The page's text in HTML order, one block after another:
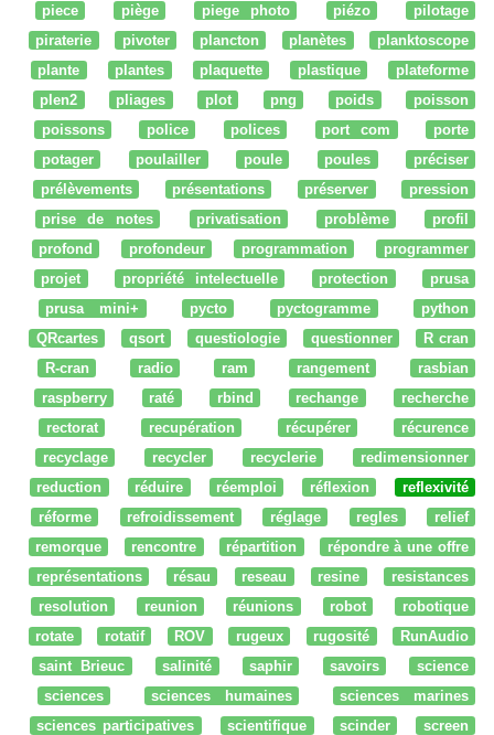
piece
piège piege photo piézo
pilotage
piraterie
pivoter plancton planètes
planktoscope
plante
plantes plaquette plastique
plateforme
plen2
pliages plot png poids
poisson
poissons
police polices port com
porte
potager
poulailler poule poules
préciser
prélèvements
présentations préserver
pression
prise de notes
privatisation problème
profil
profond
profondeur programmation
programmer
projet
propriété intelectuelle protection
prusa
prusa mini+
pycto pyctogramme
python
QRcartes
qsort questiologie questionner
R cran
R-cran
radio ram rangement
rasbian
raspberry
raté rbind rechange
recherche
rectorat
recupération récupérer
récurence
recyclage
recycler recyclerie
redimensionner
reduction
réduire réemploi réflexion
reflexivité
réforme
refroidissement réglage regles
relief
remorque
rencontre répartition
répondre à une offre
représentations
résau reseau resine
resistances
resolution
reunion réunions robot
robotique
rotate
rotatif ROV rugeux rugosité
RunAudio
saint Brieuc
salinité saphir savoirs
science
sciences
sciences humaines
sciences marines
sciences participatives
scientifique scinder
screen